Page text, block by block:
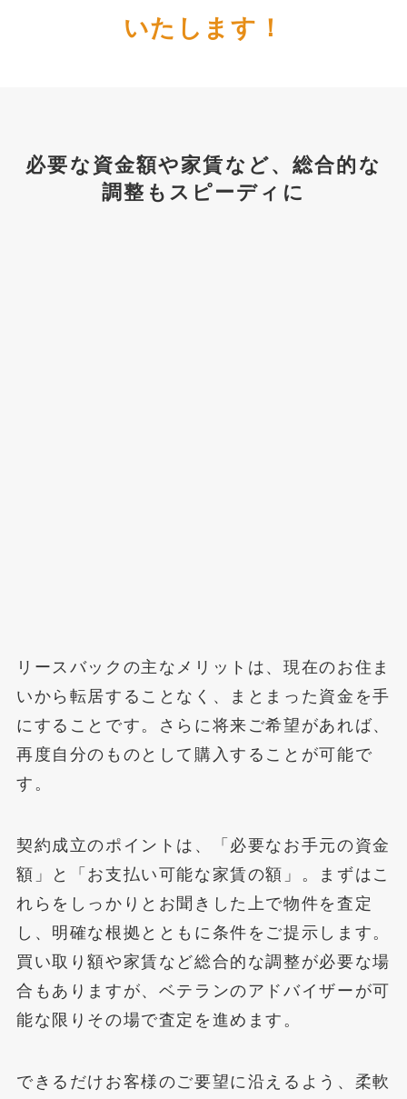
いたします！
必要な資金額や家賃など、総合的な
調整もスピーディに
リースバックの主なメリットは、現在のお住ま
いから転居することなく、まとまった資金を手
にすることです。さらに将来ご希望があれば、
再度自分のものとして購入することが可能で
す。
契約成立のポイントは、「必要なお手元の資金
額」と「お支払い可能な家賃の額」。まずはこ
れらをしっかりとお聞きした上で物件を査定
し、明確な根拠とともに条件をご提示します。
買い取り額や家賃など総合的な調整が必要な場
合もありますが、ベテランのアドバイザーが可
能な限りその場で査定を進めます。
できるだけお客様のご要望に沿えるよう、柔軟